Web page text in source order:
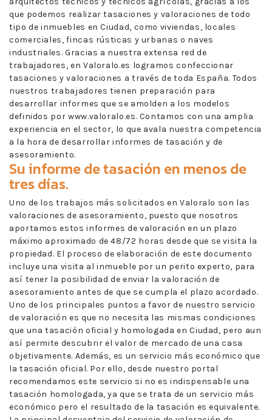
que podemos realizar tasaciones y valoraciones de todo
tipo de inmuebles en Ciudad, como viviendas, locales
comerciales, fincas rústicas y urbanas o naves
industriales. Gracias a nuestra extensa red de
trabajadores, en Valoralo.es logramos confeccionar
tasaciones y valoraciones a través de toda España. Todos
nuestros trabajadores tienen preparación para
desarrollar informes que se amolden a los modelos
definidos por www.valoralo.es. Contamos con una amplia
experiencia en el sector, lo que avala nuestra competencia
a la hora de desarrollar informes de tasación y de
asesoramiento.
Su informe de tasación en menos de
tres días.
Uno de los trabajos más solicitados en Valoralo son las
valoraciones de asesoramiento, puesto que nosotros
aportamos estos informes de valoración en un plazo
máximo aproximado de 48/72 horas desde que se visita la
propiedad. El proceso de elaboración de este documento
incluye una visita al inmueble por un perito experto, para
así tener la posibilidad de enviar la valoración de
asesoramiento antes de que se cumpla el plazo acordado.
Uno de los principales puntos a favor de nuestro servicio
de valoración es que no necesita las mismas condiciones
que una tasación oficial y homologada en Ciudad, pero aun
así permite descubrir el valor de mercado de una casa
objetivamente. Además, es un servicio más económico que
la tasación oficial. Por ello, desde nuestro portal
recomendamos este servicio si no es indispensable una
tasación homologada, ya que se trata de un servicio más
económico pero el resultado de la tasación es equivalente.